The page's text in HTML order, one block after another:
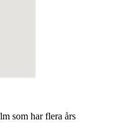
som har flera års